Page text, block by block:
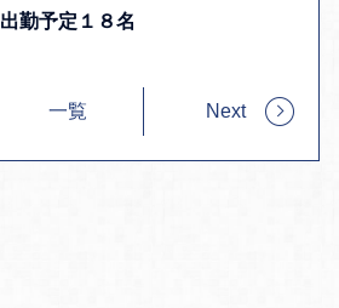
出勤予定１８名
一覧 Next